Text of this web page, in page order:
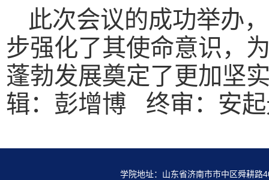
此次会议的成功举办
步强化了其使命意识，
蓬勃发展奠定了更加坚
辑：彭增博 终审：安
学院地址：山东省济南市市中区舜耕路